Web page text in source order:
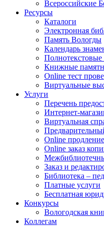
Всероссийские
Ресурсы
Каталоги
Электронная
Память Вологды
Календарь
Книжные
Online тест
Виртуальные
Услуги
Перечень
Интернет-
Виртуальная
Online
Online заказ
Заказ и
Библиотека –
Платные услуги
Бесплатная
Конкурсы
Вологодская
Коллегам